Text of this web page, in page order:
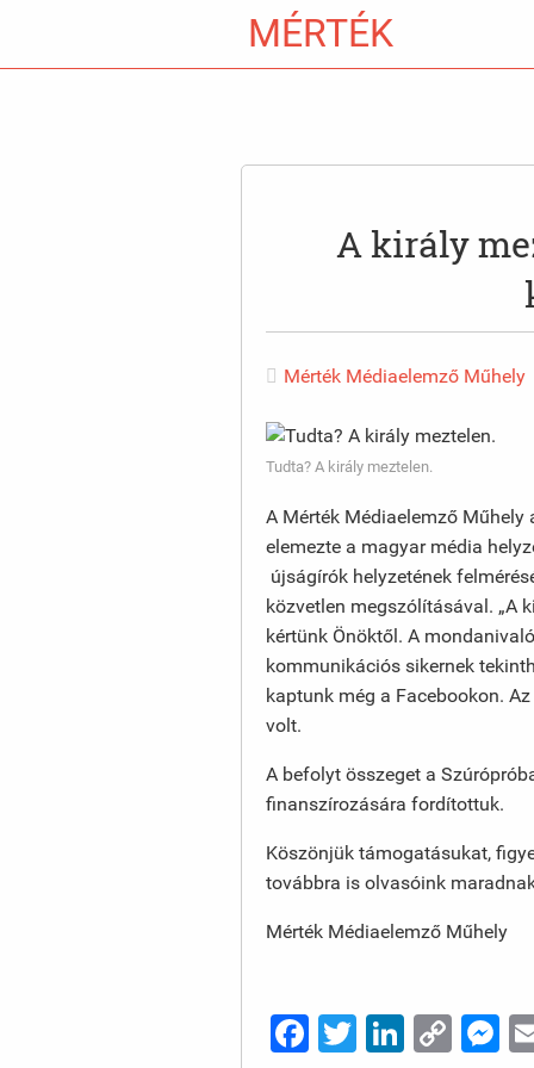
MÉRTÉK
A király
Mérték Médiaelemző Műhely
Tudta? A király meztelen.
A Mérték Médiaelemző
elemezte a magyar média
újságírók helyzetének
közvetlen megszólításával. „A
kértünk Önöktől. A
kommunikációs sikernek
kaptunk még a Facebookon.
volt.
A befolyt összeget a
finanszírozására fordítottuk.
Köszönjük támogatásukat,
továbbra is olvasóink
Mérték Médiaelemző Műhely
Facebook
Twitter